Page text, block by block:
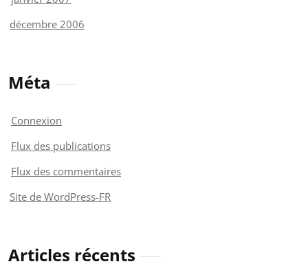
décembre 2006
Méta
Connexion
Flux des publications
Flux des commentaires
Site de WordPress-FR
Articles récents